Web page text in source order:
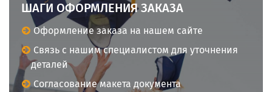
ШАГИ ОФОРМЛЕНИЯ ЗАКАЗА
Оформление заказа на нашем сайте
Связь с нашим специалистом для уточнения
деталей
Согласование макета документа